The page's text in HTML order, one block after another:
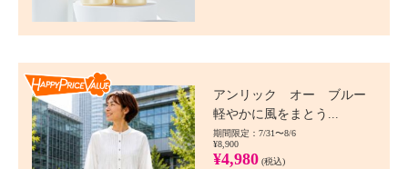
アンリック オー ブルー
軽やかに風をまとう...
期間限定：7/31〜8/6
¥8,900
¥4,980 (税込)